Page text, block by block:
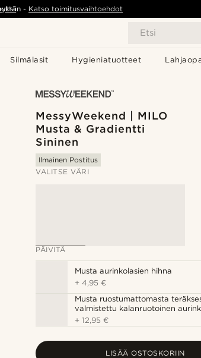
Etsi
Silmälasit Hygieniatuotteet
- Katso toimitusvaihtoehdot
MessyWeekend | MILO
Musta & Gradientti
Sininen
Ilmainen Postitus
VALITSE VÄRI
PÄIVITÄ
Musta aurinkolasien hihna
+4,95 €
Musta ruostumattomasta
valmistettu kalanruotoinen
+12,95 €
LISÄÄ OSTOSKORIIN